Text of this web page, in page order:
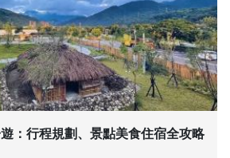
：行程規劃、景點美食住宿全攻略